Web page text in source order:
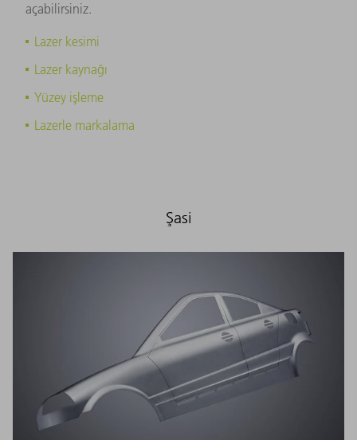
açabilirsiniz.
Lazer kesimi
Lazer kaynağı
Yüzey işleme
Lazerle markalama
Şasi